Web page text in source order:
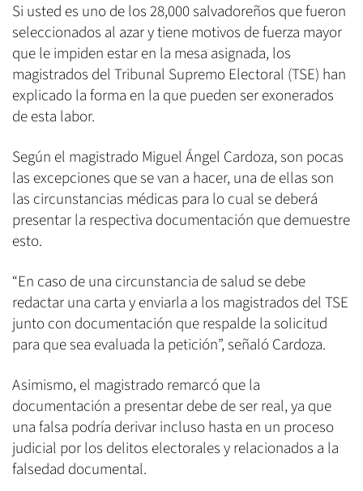
Si usted es uno de los 28,000 salvadoreños que fueron
seleccionados al azar y tiene motivos de fuerza mayor
que le impiden estar en la mesa asignada, los
magistrados del Tribunal Supremo Electoral (TSE) han
explicado la forma en la que pueden ser exonerados
de esta labor.
Según el magistrado Miguel Ángel Cardoza, son pocas
las excepciones que se van a hacer, una de ellas son
las circunstancias médicas para lo cual se deberá
presentar la respectiva documentación que demuestre
esto.
“En caso de una circunstancia de salud se debe
redactar una carta y enviarla a los magistrados del TSE
junto con documentación que respalde la solicitud
para que sea evaluada la petición”, señaló Cardoza.
Asimismo, el magistrado remarcó que la
documentación a presentar debe de ser real, ya que
una falsa podría derivar incluso hasta en un proceso
judicial por los delitos electorales y relacionados a la
falsedad documental.